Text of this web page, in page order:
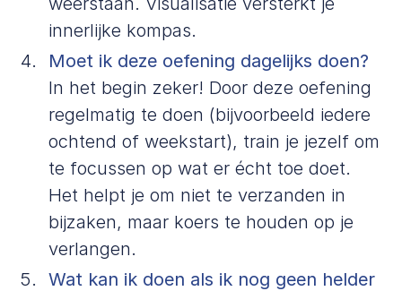
innerlijke kompas.
Moet ik deze oefening dagelijks doen?
In het begin zeker! Door deze oefening
regelmatig te doen (bijvoorbeeld iedere
ochtend of weekstart), train je jezelf om
te focussen op wat er écht toe doet.
Het helpt je om niet te verzanden in
bijzaken, maar koers te houden op je
verlangen.
Wat kan ik doen als ik nog geen helder